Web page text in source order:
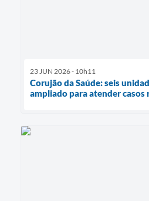
23 JUN 2026 - 10h11
Corujão da Saúde: seis
ampliado para atender